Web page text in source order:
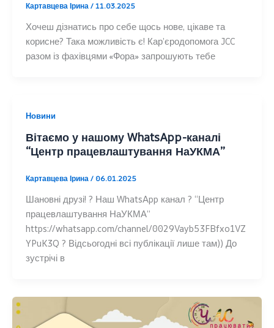
Картавцева Ірина/11.03.2025
Хочеш дізнатись про себе щось нове, цікаве та
корисне? Така можливість є! Кар’єродопомога JCC
разом із фахівцями «Фора» запрошують тебе
Новини
Вітаємо у нашому WhatsApp-каналі
“Центр працевлаштування НаУКМА”
Картавцева Ірина/ 06.01.2025
Шановні друзі! ? Наш WhatsApp канал ? “Центр
працевлаштування НаУКМА”
https://whatsapp.com/channel/0029Vayb53FBfxo1VZ
YPuK3Q ? Відсьогодні всі публікації лише там)) До
зустрічі в